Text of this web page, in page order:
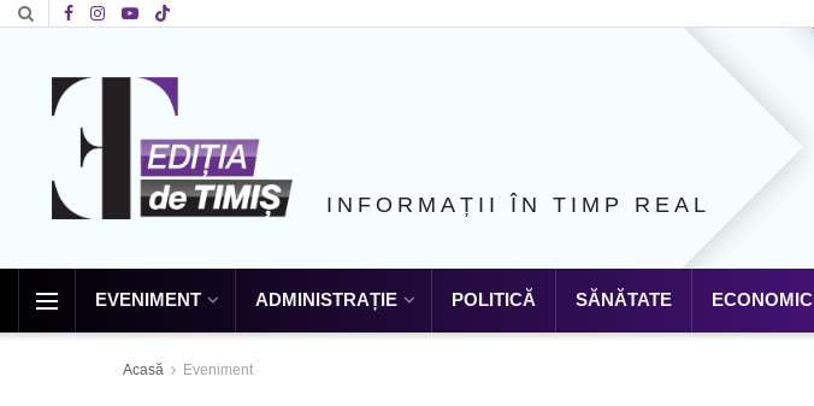
INFORMAȚII ÎN TIMP REAL
EVENIMENT ADMINISTRAȚIE POLITICĂ SĂNĂTATE ECONOMIC
Acasă Eveniment